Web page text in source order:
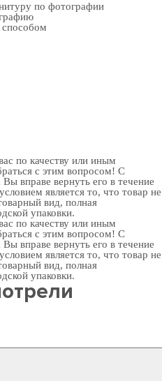
по фотографии
по качеству или иным
с этим вопросом! С
вправе вернуть его в течение
является то, что товар не
вид, полная
упаковки.
по качеству или иным
с этим вопросом! С
вправе вернуть его в течение
является то, что товар не
вид, полная
упаковки.